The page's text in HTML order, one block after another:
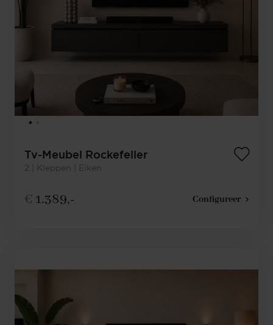
Tv-Meubel Rockefeller
2 | Kleppen | Eiken
€ 1.389,- Configureer